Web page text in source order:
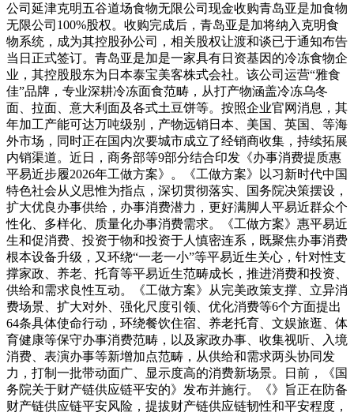
公司延津克明五谷道场食物无限公司现金收购青岛亚是加食物
无限公司100%股权。收购完成后，青岛亚是加将纳入克明食
物系统，成为其控股孙公司，相关股权让渡和谈已于通知布告
当日正式签订。青岛亚是加是一家具有日资基因的冷冻食物企
业，其控股股东为日本泰宝美客株式会社。该公司运营“雅食
佳”品牌，专业深耕冷冻面食范畴，从打产物涵盖冷冻乌冬
面、拉面、意大利面及各式土豆饼等。按照企业官网消息，其
年加工产能可达万吨级别，产物远销日本、美国、英国、等海
外市场，同时正在国内次要城市成立了经销商收集，持续拓展
内销渠道。近日，商务部等9部分结合印发《办事消费提质惠
平易近步履2026年工做方案》。《工做方案》以习新时代中国
特色社会从义思惟为指点，深切贯彻落实、国务院决策摆设，
扩大优良办事供给，办事消费潜力，更好满脚人平易近群众个
性化、多样化、质量化办事消费需求。《工做方案》惠平易近
生和促消费、投资于物和投资于人慎密连系，既聚焦办事消费
根本设备升级，又环绕“一老一小”等平易近生关心，针对性支
撑家政、养老、托育等平易近生范畴成长，推进消费和投资、
供给和需求良性互动。《工做方案》从完美政策支撑、立异消
费场景、扩大对外、强化尺度引领、优化消费等6个方面提出
64条具体使命行动，环绕餐饮住宿、养老托育、文娱旅逛、体
育健康等保守办事消费范畴，以及家政办事、收集视听、入境
消费、表演办事等新增加点范畴，从供给和需求两头协同发
力，打制一批带动面广、显示度高的消费新场景。日前，《国
务院关于财产链供应链平安的》发布并施行。《》旨正在防备
财产链供应链平安风险，提拔财产链供应链韧性和平安程度，